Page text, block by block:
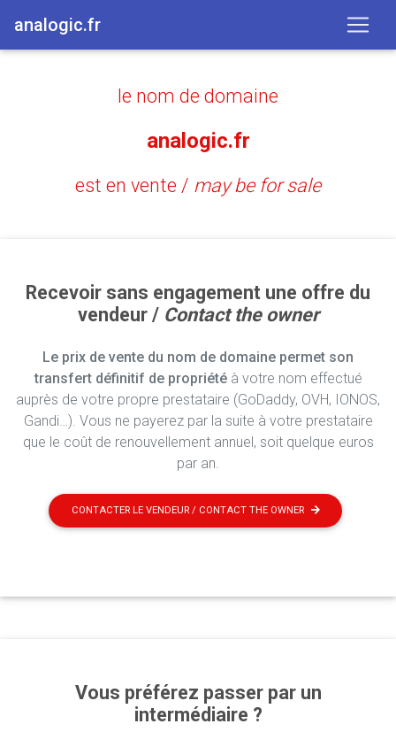
analogic.fr
le nom de domaine
analogic.fr
est en vente / may be for sale
Recevoir sans engagement une offre du
vendeur / Contact the owner
Le prix de vente du nom de domaine permet son
transfert définitif de propriétéà votre nom effectué
auprès de votre propre prestataire (GoDaddy, OVH, IONOS,
Gandi…). Vous ne payerez par la suite à votre prestataire
que le coût de renouvellement annuel, soit quelque euros
par an.
CONTACTER LE VENDEUR / CONTACT THE OWNER
Vous préférez passer par un
intermédiaire ?